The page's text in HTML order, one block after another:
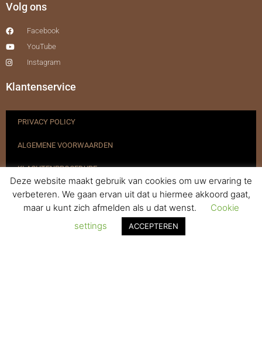
Volg ons
Facebook
YouTube
Instagram
Klantenservice
PRIVACY POLICY
ALGEMENE VOORWAARDEN
KLACHTENPROCEDURE
VERZENDEN & RETOURNEREN
Deze website maakt gebruik van cookies om uw ervaring te
verbeteren. We gaan ervan uit dat u hiermee akkoord gaat,
maar u kunt zich afmelden als u dat wenst.
Cookie
settings
ACCEPTEREN